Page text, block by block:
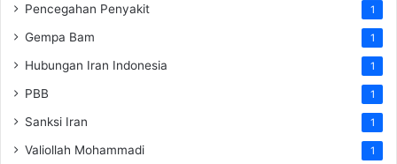
Pencegahan Penyakit 1
Gempa Bam 1
Hubungan Iran Indonesia 1
PBB 1
Sanksi Iran 1
Valiollah Mohammadi 1